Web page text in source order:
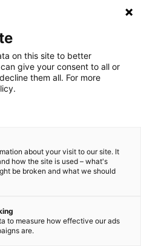
on this site to better
give your consent to all or
them all. For more
about your visit to our site. It
how the site is used – what's
be broken and what we should
to measure how effective our ads
are.